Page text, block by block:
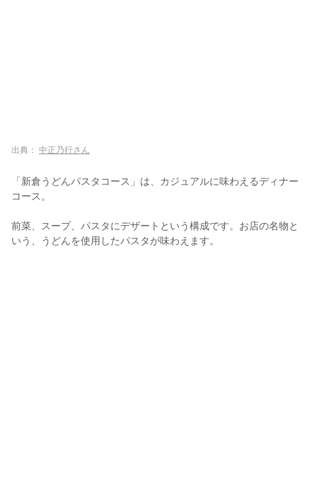
出典： 中正乃行さん
「新倉うどんパスタコース」は、カジュアルに味わえるディナー
コース。
前菜、スープ、パスタにデザートという構成です。お店の名物と
いう、うどんを使用したパスタが味わえます。